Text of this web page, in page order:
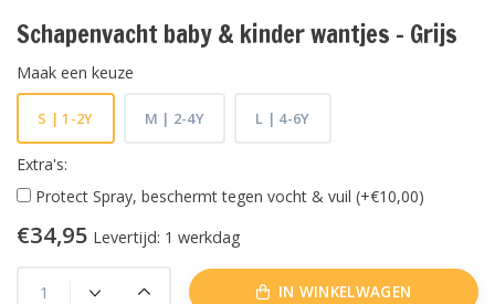
Schapenvacht baby & kinder wantjes - Grijs
Maak een keuze
S | 1-2Y M | 2-4Y L | 4-6Y
Extra's:
Protect Spray, beschermt tegen vocht & vuil (+€10,00)
€34,95 Levertijd: 1 werkdag
IN WINKELWAGEN